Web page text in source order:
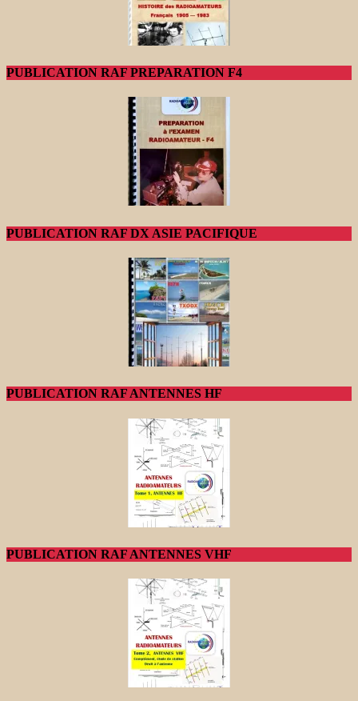
PUBLICATION RAF PREPARATION F4
PUBLICATION RAF DX ASIE PACIFIQUE
PUBLICATION RAF ANTENNES HF
PUBLICATION RAF ANTENNES VHF